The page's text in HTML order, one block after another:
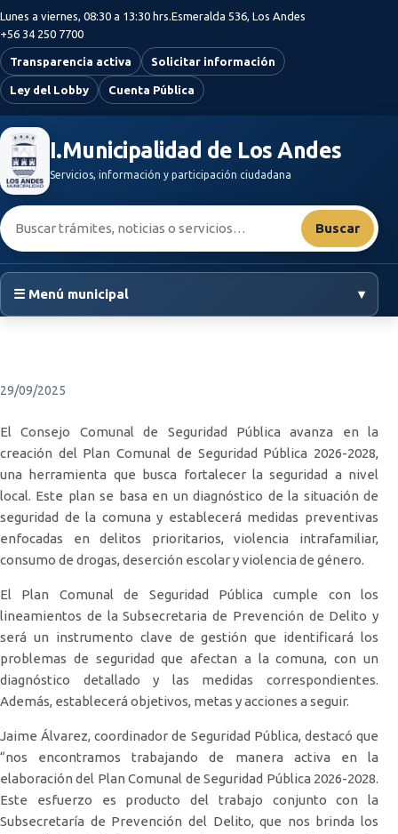
Saltar al contenido principal
Lunes a viernes, 08:30 a 13:30 hrs.Esmeralda 536, Los Andes
+56 34 250 7700
Transparencia activa Solicitar información
Ley del Lobby Cuenta Pública
I.Municipalidad de Los Andes
Servicios, información y participación ciudadana
Buscar:
Buscar
☰ Menú municipal ▾
29/09/2025
El Consejo Comunal de Seguridad Pública avanza en la
creación del Plan Comunal de Seguridad Pública 2026-2028,
una herramienta que busca fortalecer la seguridad a nivel
local. Este plan se basa en un diagnóstico de la situación de
seguridad de la comuna y establecerá medidas preventivas
enfocadas en delitos prioritarios, violencia intrafamiliar,
consumo de drogas, deserción escolar y violencia de género.
El Plan Comunal de Seguridad Pública cumple con los
lineamientos de la Subsecretaria de Prevención de Delito y
será un instrumento clave de gestión que identificará los
problemas de seguridad que afectan a la comuna, con un
diagnóstico detallado y las medidas correspondientes.
Además, establecerá objetivos, metas y acciones a seguir.
Jaime Álvarez, coordinador de Seguridad Pública, destacó que
“nos encontramos trabajando de manera activa en la
elaboración del Plan Comunal de Seguridad Pública 2026-2028.
Este esfuerzo es producto del trabajo conjunto con la
Subsecretaría de Prevención del Delito, que nos brinda los